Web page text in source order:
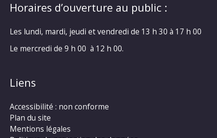
Horaires d’ouverture au public :
Les lundi, mardi, jeudi et vendredi de 13 h 30 à 17 h 00
Le mercredi de 9 h 00 à 12 h 00.
Liens
Accessibilité : non conforme
Plan du site
Mentions légales